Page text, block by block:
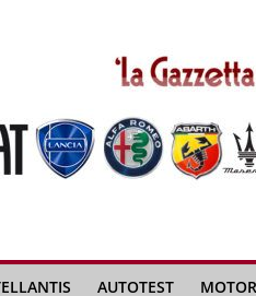
AUTOTEST